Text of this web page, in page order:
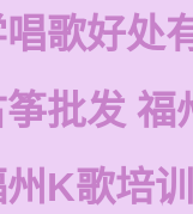
唱歌好处
筝批发 福
K歌培